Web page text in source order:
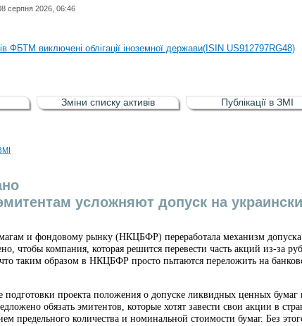
серпня 2026, 06:46
регульованого фондового ринку (РФР) включена Корпоративна
ФБТМ виключені облігації іноземної держави(ISIN US912797RG48)
РФР виключені Облігація внутрішніх державних позик України
регульованого фондового ринку (РФР) включена Корпоративна
Зміни списку активів Публікації в ЗМІ
усложняют допуск на
и фондовому рынку (НКЦБФР) переработала механизм
чтобы компания, которая решится перевести часть акций из-за
таким образом в НКЦБФР просто пытаются переложить на
подготовки проекта положения о допуске ликвидных ценных
обязать эмитентов, которые хотят завести свои акции в
предельного количества и номинальной стоимости бумаг. Без